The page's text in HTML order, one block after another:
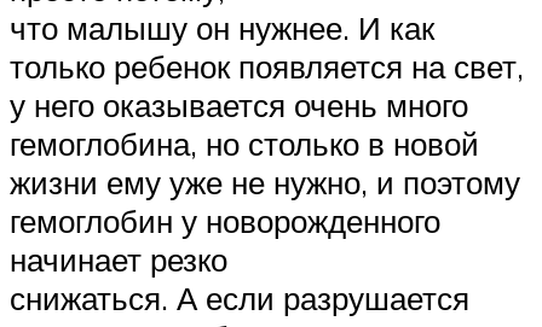
что малышу он нужнее. И как
только ребенок появляется на свет,
у него оказывается очень много
гемоглобина, но столько в новой
жизни ему уже не нужно, и поэтому
гемоглобин у новорожденного
начинает резко
снижаться. А если разрушается